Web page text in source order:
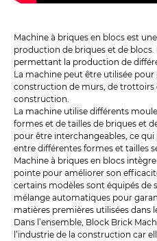
Machine à briques en blocs est
production de briques et de
permettant la production de
La machine peut être utilisée
construction de murs, de trottoirs
construction.
La machine utilise différents
formes et de tailles de briques et
pour être interchangeables, ce
entre différentes formes et tailles
Machine à briques en blocs
pointe pour améliorer son
certains modèles sont équipés de
mélange automatiques pour
matières premières utilisées dans
Dans l’ensemble, Block Brick
l’industrie de la construction car